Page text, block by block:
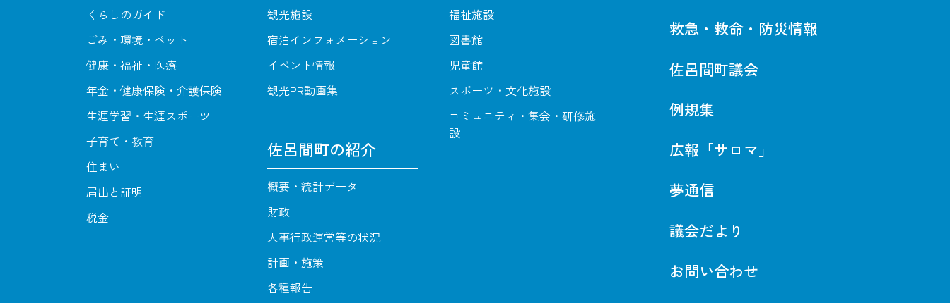
くらしのガイド
ごみ・環境・ペット
健康・福祉・医療
年金・健康保険・介護保険
生涯学習・生涯スポーツ
子育て・教育
住まい
届出と証明
税金
観光施設
宿泊インフォメーション
イベント情報
観光PR動画集
佐呂間町の紹介
概要・統計データ
財政
人事行政運営等の状況
計画・施策
各種報告
福祉施設
図書館
児童館
スポーツ・文化施設
コミュニティ・集会・研修施
設
救急・救命・防災情報
佐呂間町議会
例規集
広報「サロマ」
夢通信
議会だより
お問い合わせ